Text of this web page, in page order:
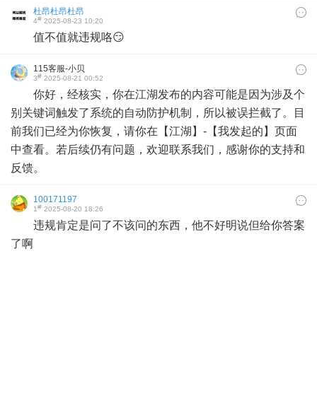
杜昂杜昂杜昂
4# 2025-08-23 10:20
值不值就违规咯😏
115客服-小贝
3# 2025-08-21 00:52
你好，经核实，你在江湖发布的内容可能是因为涉及个
别关键词触发了系统的自动防护机制，所以被误拦截了。目
前我们已经为你恢复，请你在【江湖】-【我发起的】页面
中查看。若后续仍有问题，欢迎联系我们，感谢你的支持和
反馈。
100171197
1# 2025-08-20 18:26
违规肯定是问了不该问的东西，他不好明说但给你答案
了啊